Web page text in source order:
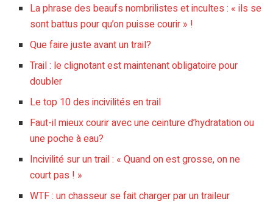
La phrase des beaufs nombrilistes et incultes : « ils se
sont battus pour qu’on puisse courir » !
Que faire juste avant un trail?
Trail : le clignotant est maintenant obligatoire pour
doubler
Le top 10 des incivilités en trail
Faut-il mieux courir avec une ceinture d’hydratation ou
une poche à eau?
Incivilité sur un trail : « Quand on est grosse, on ne
court pas ! »
WTF : un chasseur se fait charger par un traileur